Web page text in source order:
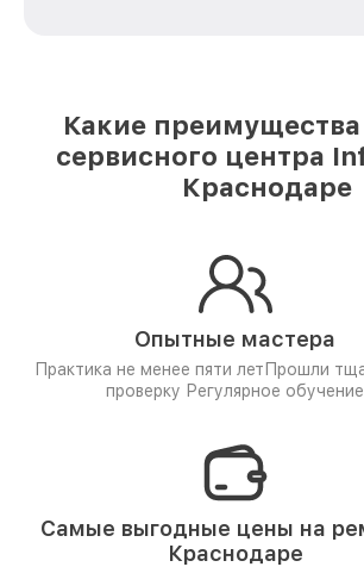
Какие
сервисного центра
Краснодаре
Опытные мастера
Практика не менее пяти лет Прошли
проверку Регулярное обучение
Самые выгодные цены на
Краснодаре